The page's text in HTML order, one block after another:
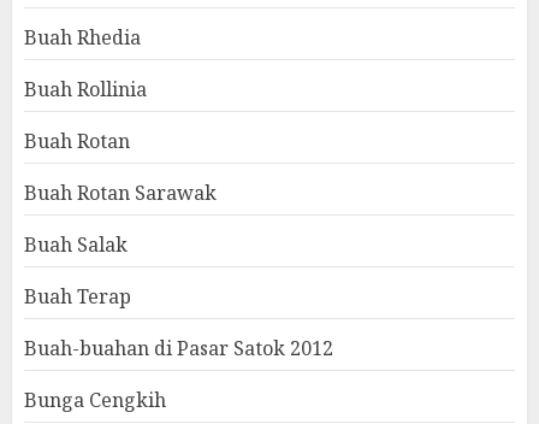
Buah Rhedia
Buah Rollinia
Buah Rotan
Buah Rotan Sarawak
Buah Salak
Buah Terap
Buah-buahan di Pasar Satok 2012
Bunga Cengkih